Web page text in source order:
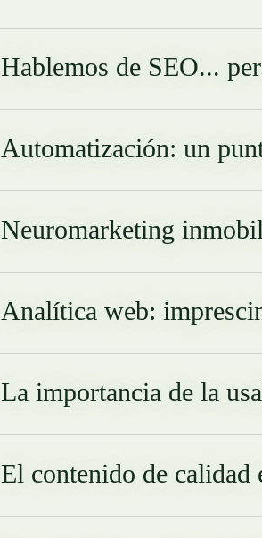
Hablemos de SEO...
Automatización: un
Neuromarketing
Analítica web:
La importancia de la
El contenido de calidad